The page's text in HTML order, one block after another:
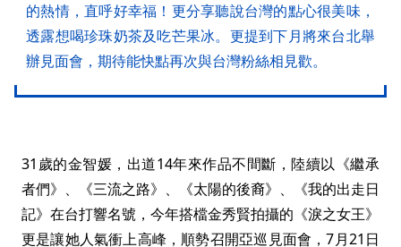
的熱情，直呼好幸福！更分享聽說台灣的點心很美味，
透露想喝珍珠奶茶及吃芒果冰。更提到下月將來台北舉
辦見面會，期待能快點再次與台灣粉絲相見歡。
31歲的金智媛，出道14年來作品不間斷，陸續以《繼承
者們》、《三流之路》、《太陽的後裔》、《我的出走日
記》在台打響名號，今年搭檔金秀賢拍攝的《淚之女王》
更是讓她人氣衝上高峰，順勢召開亞巡見面會，7月21日